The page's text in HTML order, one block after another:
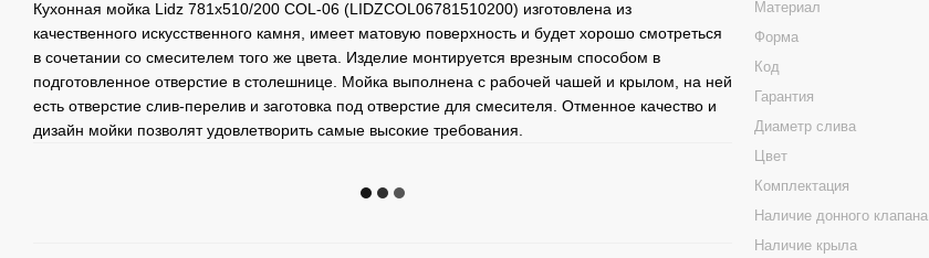
Кухонная мойка Lidz 781x510/200 COL-06 (LIDZCOL06781510200) изготовлена из
качественного искусственного камня, имеет матовую поверхность и будет хорошо смотреться
в сочетании со смесителем того же цвета. Изделие монтируется врезным способом в
подготовленное отверстие в столешнице. Мойка выполнена с рабочей чашей и крылом, на ней
есть отверстие слив-перелив и заготовка под отверстие для смесителя. Отменное качество и
дизайн мойки позволят удовлетворить самые высокие требования.
Материал
Форма
Код
Гарантия
Диаметр слива
Цвет
Комплектация
Наличие донного клапана
Наличие крыла